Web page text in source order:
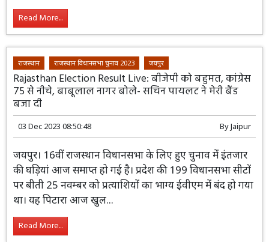
Read More...
राजस्थान राजस्थान विधानसभा चुनाव 2023 जयपुर
Rajasthan Election Result Live: बीजेपी को बहुमत, कांग्रेस
75 से नीचे, बाबूलाल नागर बोले- सचिन पायलट ने मेरी बैंड
बजा दी
03 Dec 2023 08:50:48 ByJaipur
जयपुर। 16वीं राजस्थान विधानसभा के लिए हुए
चुनाव में इंतजार की घड़ियां आज समाप्त हो गई
है। प्रदेश की 199 विधानसभा सीटों पर बीती 25
नवम्बर को प्रत्याशियों का भाग्य ईवीएम में बंद हो गया था। यह
पिटारा आज खुल...